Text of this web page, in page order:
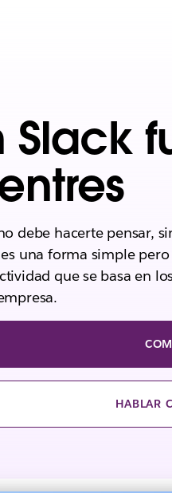
Slack
debe hacerte pensar,
una forma simple
que se basa en
HABLAR